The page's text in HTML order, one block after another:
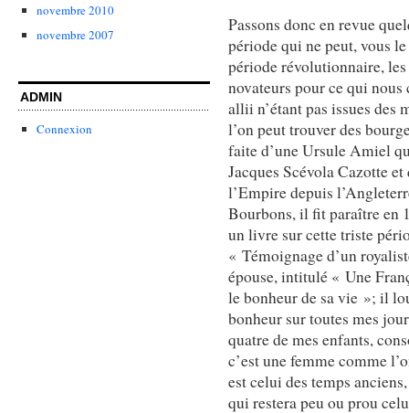
novembre 2010
novembre 2007
ADMIN
Connexion
Passons donc en revue
période qui ne peut, vous
période révolutionnaire,
novateurs pour ce qui
allii n’étant pas issues des
l’on peut trouver des
faite d’une Ursule Amiel
Jacques Scévola Cazotte
l’Empire depuis
Bourbons, il fit paraître en
un livre sur cette triste
« Témoignage d’un
épouse, intitulé « Une
le bonheur de sa vie »; il
bonheur sur toutes mes
quatre de mes enfants,
c’est une femme comme
est celui des temps
qui restera peu ou prou